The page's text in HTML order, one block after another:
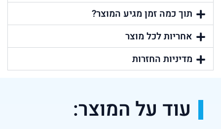
תוך כמה זמן מגיע המוצר?
אחריות לכל מוצר
מדיניות החזרות
עוד על המוצר: